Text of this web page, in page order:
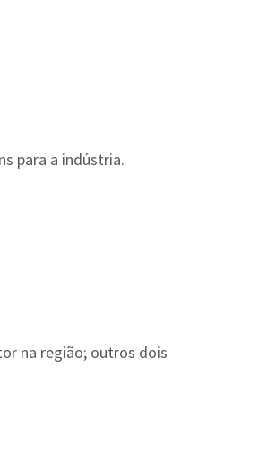
para a indústria.
na região; outros dois